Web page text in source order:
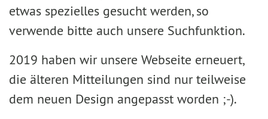
etwas spezielles gesucht werden, so
verwende bitte auch unsere Suchfunktion.
2019 haben wir unsere Webseite erneuert,
die älteren Mitteilungen sind nur teilweise
dem neuen Design angepasst worden ;-).